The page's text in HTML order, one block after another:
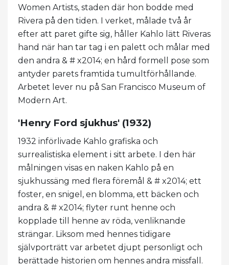
Women Artists, staden där hon bodde med
Rivera på den tiden. I verket, målade två år
efter att paret gifte sig, håller Kahlo lätt Riveras
hand när han tar tag i en palett och målar med
den andra & # x2014; en hård formell pose som
antyder parets framtida tumultförhållande.
Arbetet lever nu på San Francisco Museum of
Modern Art.
'Henry Ford sjukhus' (1932)
1932 införlivade Kahlo grafiska och
surrealistiska element i sitt arbete. I den här
målningen visas en naken Kahlo på en
sjukhussäng med flera föremål & # x2014; ett
foster, en snigel, en blomma, ett bäcken och
andra & # x2014; flyter runt henne och
kopplade till henne av röda, venliknande
strängar. Liksom med hennes tidigare
självporträtt var arbetet djupt personligt och
berättade historien om hennes andra missfall.